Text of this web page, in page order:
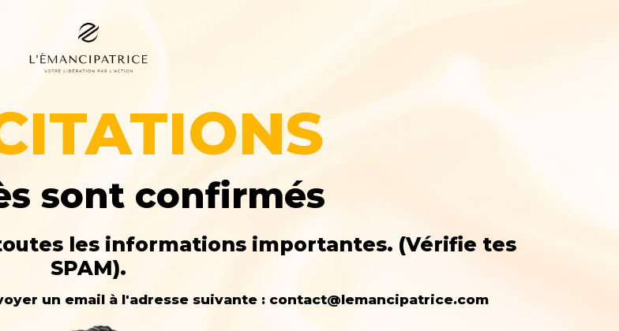
sont confirmés
les informations importantes. (Vérifie tes
SPAM).
un email à l'adresse suivante : contact@lemancipatrice.com